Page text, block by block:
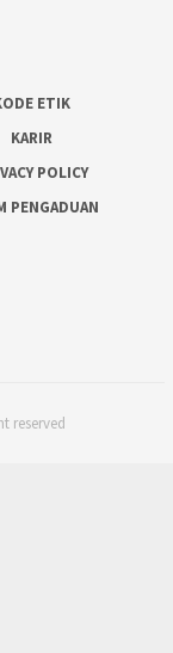
ETIK
KARIR
POLICY
PENGADUAN
reserved